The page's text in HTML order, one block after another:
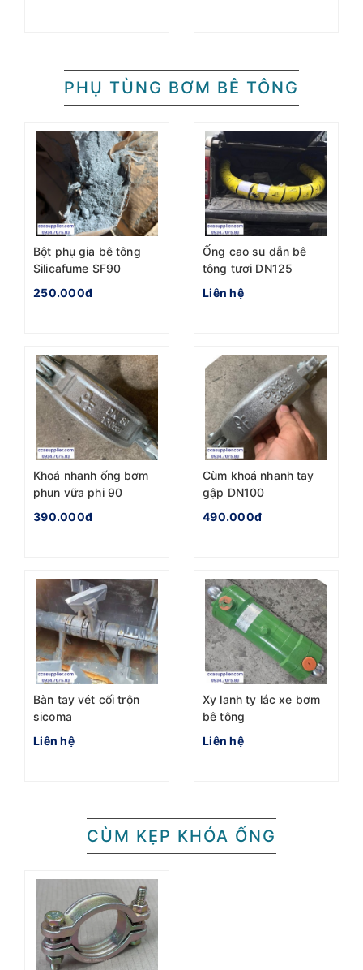
PHỤ TÙNG BƠM BÊ TÔNG
Bột phụ gia bê tông
Silicafume SF90
250.000đ
Ống cao su dẫn bê
tông tươi DN125
Liên hệ
Khoá nhanh ống bơm
phun vữa phi 90
390.000đ
Cùm khoá nhanh tay
gập DN100
490.000đ
Bàn tay vét cối trộn
sicoma
Liên hệ
Xy lanh ty lắc xe bơm
bê tông
Liên hệ
CÙM KẸP KHÓA ỐNG